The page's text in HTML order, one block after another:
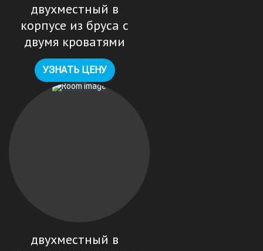
двухместный в
корпусе из бруса с
двумя кроватями
УЗНАТЬ ЦЕНУ
двухместный в